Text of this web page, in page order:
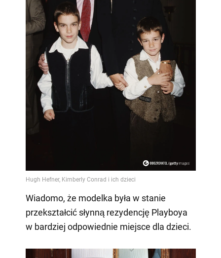
Wiadomo, że modelka była w stanie
przekształcić słynną rezydencję Playboya
w bardziej odpowiednie miejsce dla dzieci.